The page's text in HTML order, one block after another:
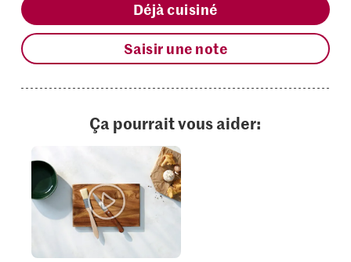
Déjà cuisiné
Saisir une note
Ça pourrait vous aider: